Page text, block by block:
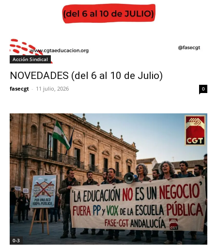
Acción Sindical
NOVEDADES (del 6 al 10 de Julio)
fasecgt - 11 julio, 2026 0
0-3